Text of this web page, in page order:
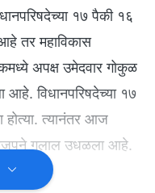
१७ पैकी १६
तर महाविकास
अपक्ष उमेदवार गोकुळ
आहे. विधानपरिषदेच्या १७
होत्या. त्यानंतर आज
गुलाल उधळला आहे.